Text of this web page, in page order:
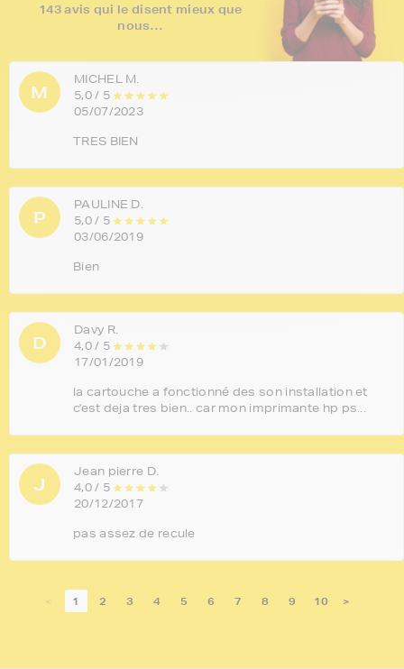
143 avis qui le disent mieux que
nous…
M
MICHEL M.
5,0 / 5
05/07/2023
TRES BIEN
P
PAULINE D.
5,0 / 5
03/06/2019
Bien
D
Davy R.
4,0 / 5
17/01/2019
la cartouche a fonctionné des son installation et
c'est deja tres bien.. car mon imprimante hp ps...
J
Jean pierre D.
4,0 / 5
20/12/2017
pas assez de recule
< 1 2 3 4 5 6 7 8 9 10 >